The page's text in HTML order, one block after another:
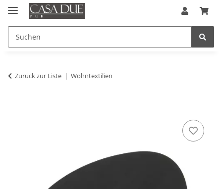
Zurück zur Liste Wohntextilien